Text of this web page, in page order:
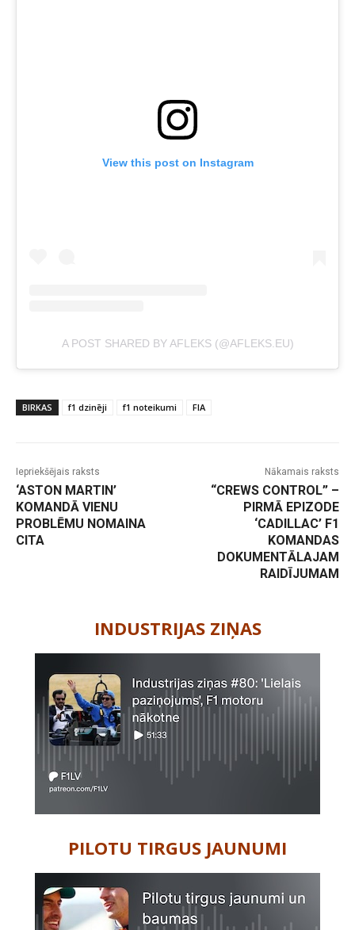
View this post on Instagram
A POST SHARED BY AFLEKS (@AFLEKS.EU)
BIRKAS f1 dzinēji f1 noteikumi FIA
Iepriekšējais raksts
‘ASTON MARTIN’
KOMANDĀ VIENU
PROBLĒMU NOMAINA
CITA
Nākamais raksts
“CREWS CONTROL” –
PIRMĀ EPIZODE
‘CADILLAC’ F1
KOMANDAS
DOKUMENTĀLAJAM
RAIDĪJUMAM
INDUSTRIJAS ZIŅAS
PILOTU TIRGUS JAUNUMI